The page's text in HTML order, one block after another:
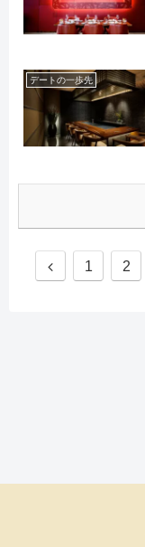
デートの一歩先
1 2